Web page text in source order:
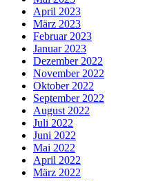
April 2023
März 2023
Februar 2023
Januar 2023
Dezember 2022
November 2022
Oktober 2022
September 2022
August 2022
Juli 2022
Juni 2022
Mai 2022
April 2022
März 2022